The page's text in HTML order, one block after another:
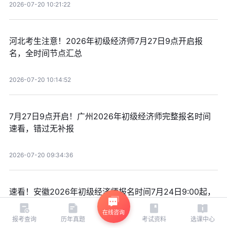
2026-07-20 10:21:22
河北考生注意！2026年初级经济师7月27日9点开启报
名，全时间节点汇总
2026-07-20 10:14:52
7月27日9点开启！广州2026年初级经济师完整报名时间
速看，错过无补报
2026-07-20 09:34:36
速看！安徽2026年初级经济师报名时间7月24日9:00起，
错过再等一年
报考查询 历年真题
在线咨询
考试资料 选课中心